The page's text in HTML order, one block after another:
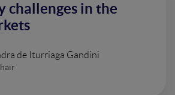
challenges in the
de Iturriaga Gandini